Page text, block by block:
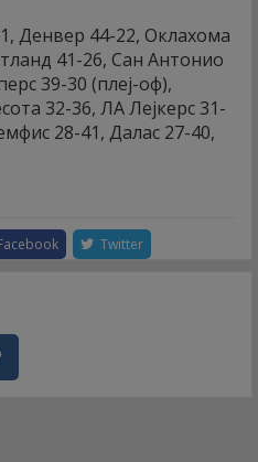
Денвер 44-22, Оклахома
41-26, Сан Антонио
39-30 (плеј-оф),
32-36, ЛА Лејкерс 31-
28-41, Далас 27-40,
Twitter